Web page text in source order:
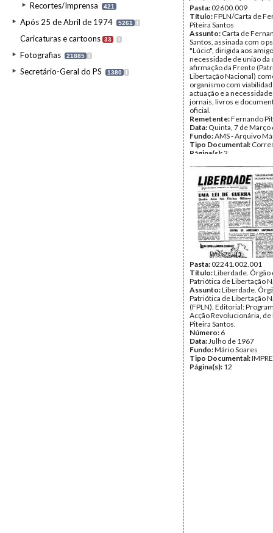
Recortes/Imprensa 421
Após 25 de Abril de 1974 5261 I
Caricaturas e cartoons 33 I
Fotografias 21885 I
Secretário-Geral do PS 1380 I
Pasta:02600.009
Título:FPLN/Carta de
Piteira Santos
Assunto: Carta de
Santos, assinada com o
"Lúcio", dirigida aos
necessidade de união da
afirmação da Frente
Libertação Nacional)
organismo com
actuação e a
jornais, livros e
oficial.
Remetente:Fernando
Data: Quinta, 7 de Março
Fundo:AMS - Arquivo
Tipo Documental:
Página(s):2
Pasta:02241.002.001
Título:Liberdade. Órgão
Patriótica de Libertação
Assunto:Liberdade.
Patriótica de Libertação
(FPLN). Editorial:
Acção Revolucionária,
Piteira Santos.
Número: 6
Data:Julho de 1967
Fundo:Mário Soares
Tipo Documental:
Página(s): 12